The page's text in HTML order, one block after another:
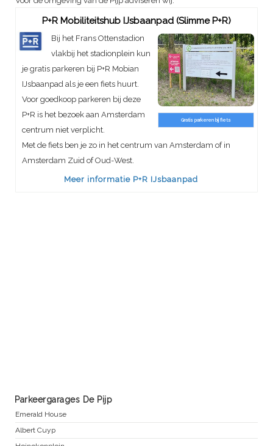
P+R Mobiliteitshub IJsbaanpad (Slimme P+R)
Gratis parkeren bij fiets
Bij het Frans Ottenstadion
vlakbij het stadionplein kun
je gratis parkeren bij P+R Mobian
IJsbaanpad als je een fiets huurt.
Voor goedkoop parkeren bij deze
P+R is het bezoek aan Amsterdam
centrum niet verplicht.
Met de fiets ben je zo in het centrum van Amsterdam of in
Amsterdam Zuid of Oud-West.
Meer informatie P+R IJsbaanpad
Parkeergarages De Pijp
Emerald House
Albert Cuyp